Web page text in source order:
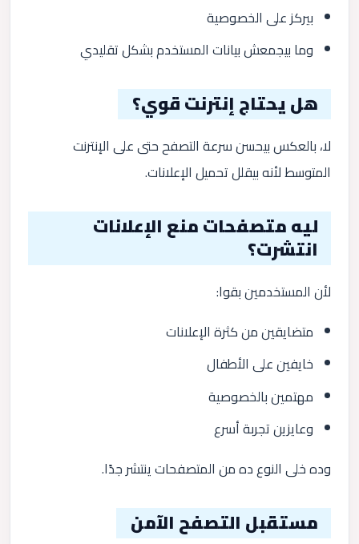
بيركز على الخصوصية
وما بيجمعش بيانات المستخدم بشكل تقليدي
هل يحتاج إنترنت قوي؟
لا، بالعكس بيحسن سرعة التصفح حتى على الإنترنت
المتوسط لأنه بيقلل تحميل الإعلانات.
ليه متصفحات منع الإعلانات
انتشرت؟
لأن المستخدمين بقوا:
متضايقين من كثرة الإعلانات
خايفين على الأطفال
مهتمين بالخصوصية
وعايزين تجربة أسرع
وده خلى النوع ده من المتصفحات ينتشر جدًا.
مستقبل التصفح الآمن